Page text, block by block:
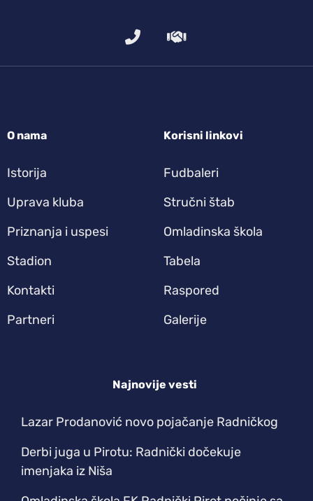
O nama
Istorija
Uprava kluba
Priznanja i uspesi
Stadion
Kontakti
Partneri
Korisni linkovi
Fudbaleri
Stručni štab
Omladinska škola
Tabela
Raspored
Galerije
Najnovije vesti
Lazar Prodanović novo pojačanje Radničkog
Derbi juga u Pirotu: Radnički dočekuje
imenjaka iz Niša